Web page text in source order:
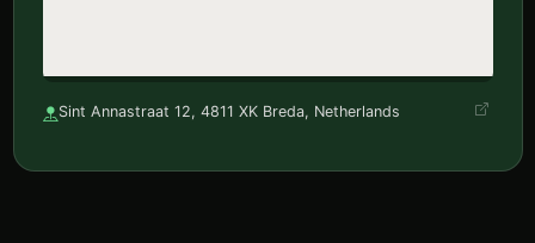
Sint Annastraat 12, 4811 XK Breda, Netherlands